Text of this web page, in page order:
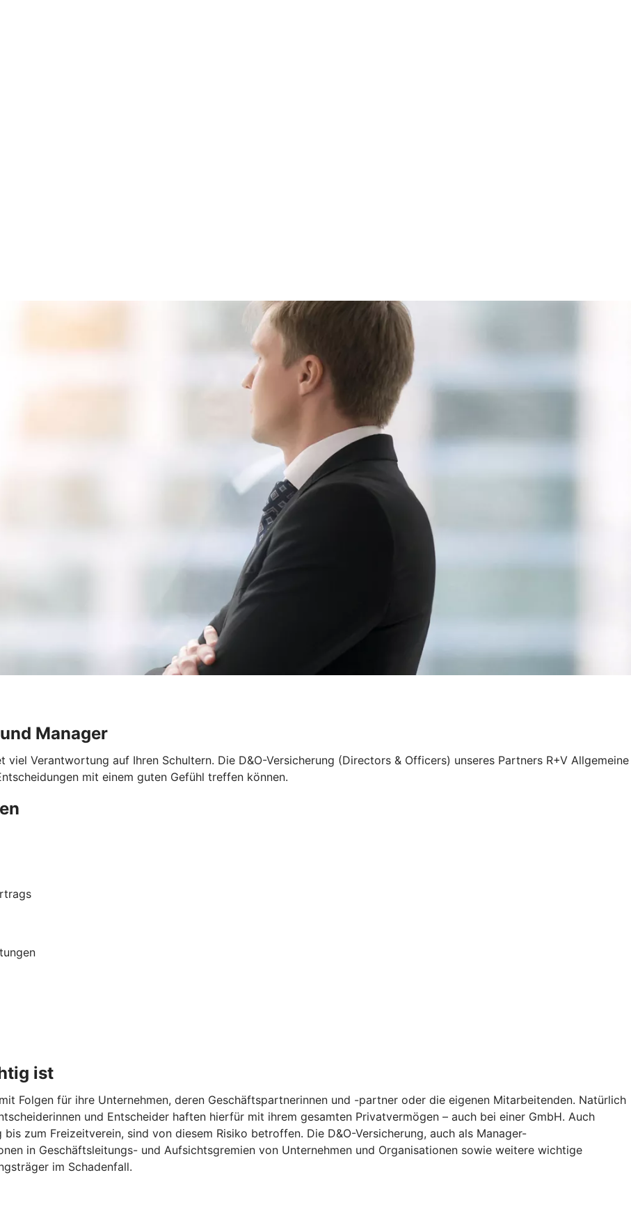
Manager
Verantwortung auf Ihren Schultern. Die D&O-Versicherung (Directors & Officers) unseres Partners R+V Allgemeine
mit einem guten Gefühl treffen können.
ist
Folgen für ihre Unternehmen, deren Geschäftspartnerinnen und -partner oder die eigenen Mitarbeitenden. Natürlich
und Entscheider haften hierfür mit ihrem gesamten Privatvermögen – auch bei einer GmbH. Auch
zum Freizeitverein, sind von diesem Risiko betroffen. Die D&O-Versicherung, auch als Manager-
in Geschäftsleitungs- und Aufsichtsgremien von Unternehmen und Organisationen sowie weitere wichtige
im Schadenfall.